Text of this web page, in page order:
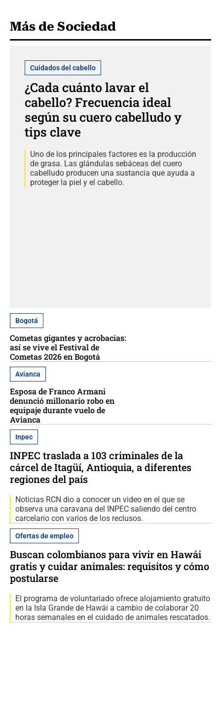
Más de Sociedad
Cuidados del cabello
¿Cada cuánto lavar el
cabello? Frecuencia ideal
según su cuero cabelludo y
tips clave
Uno de los principales factores es la producción
de grasa. Las glándulas sebáceas del cuero
cabelludo producen una sustancia que ayuda a
proteger la piel y el cabello.
Bogotá
Cometas gigantes y acrobacias:
así se vive el Festival de
Cometas 2026 en Bogotá
Avianca
Esposa de Franco Armani
denunció millonario robo en
equipaje durante vuelo de
Avianca
Inpec
INPEC traslada a 103 criminales de la
cárcel de Itagüí, Antioquia, a diferentes
regiones del país
Noticias RCN dio a conocer un video en el que se
observa una caravana del INPEC saliendo del centro
carcelario con varios de los reclusos.
Ofertas de empleo
Buscan colombianos para vivir en Hawái
gratis y cuidar animales: requisitos y cómo
postularse
El programa de voluntariado ofrece alojamiento gratuito
en la Isla Grande de Hawái a cambio de colaborar 20
horas semanales en el cuidado de animales rescatados.